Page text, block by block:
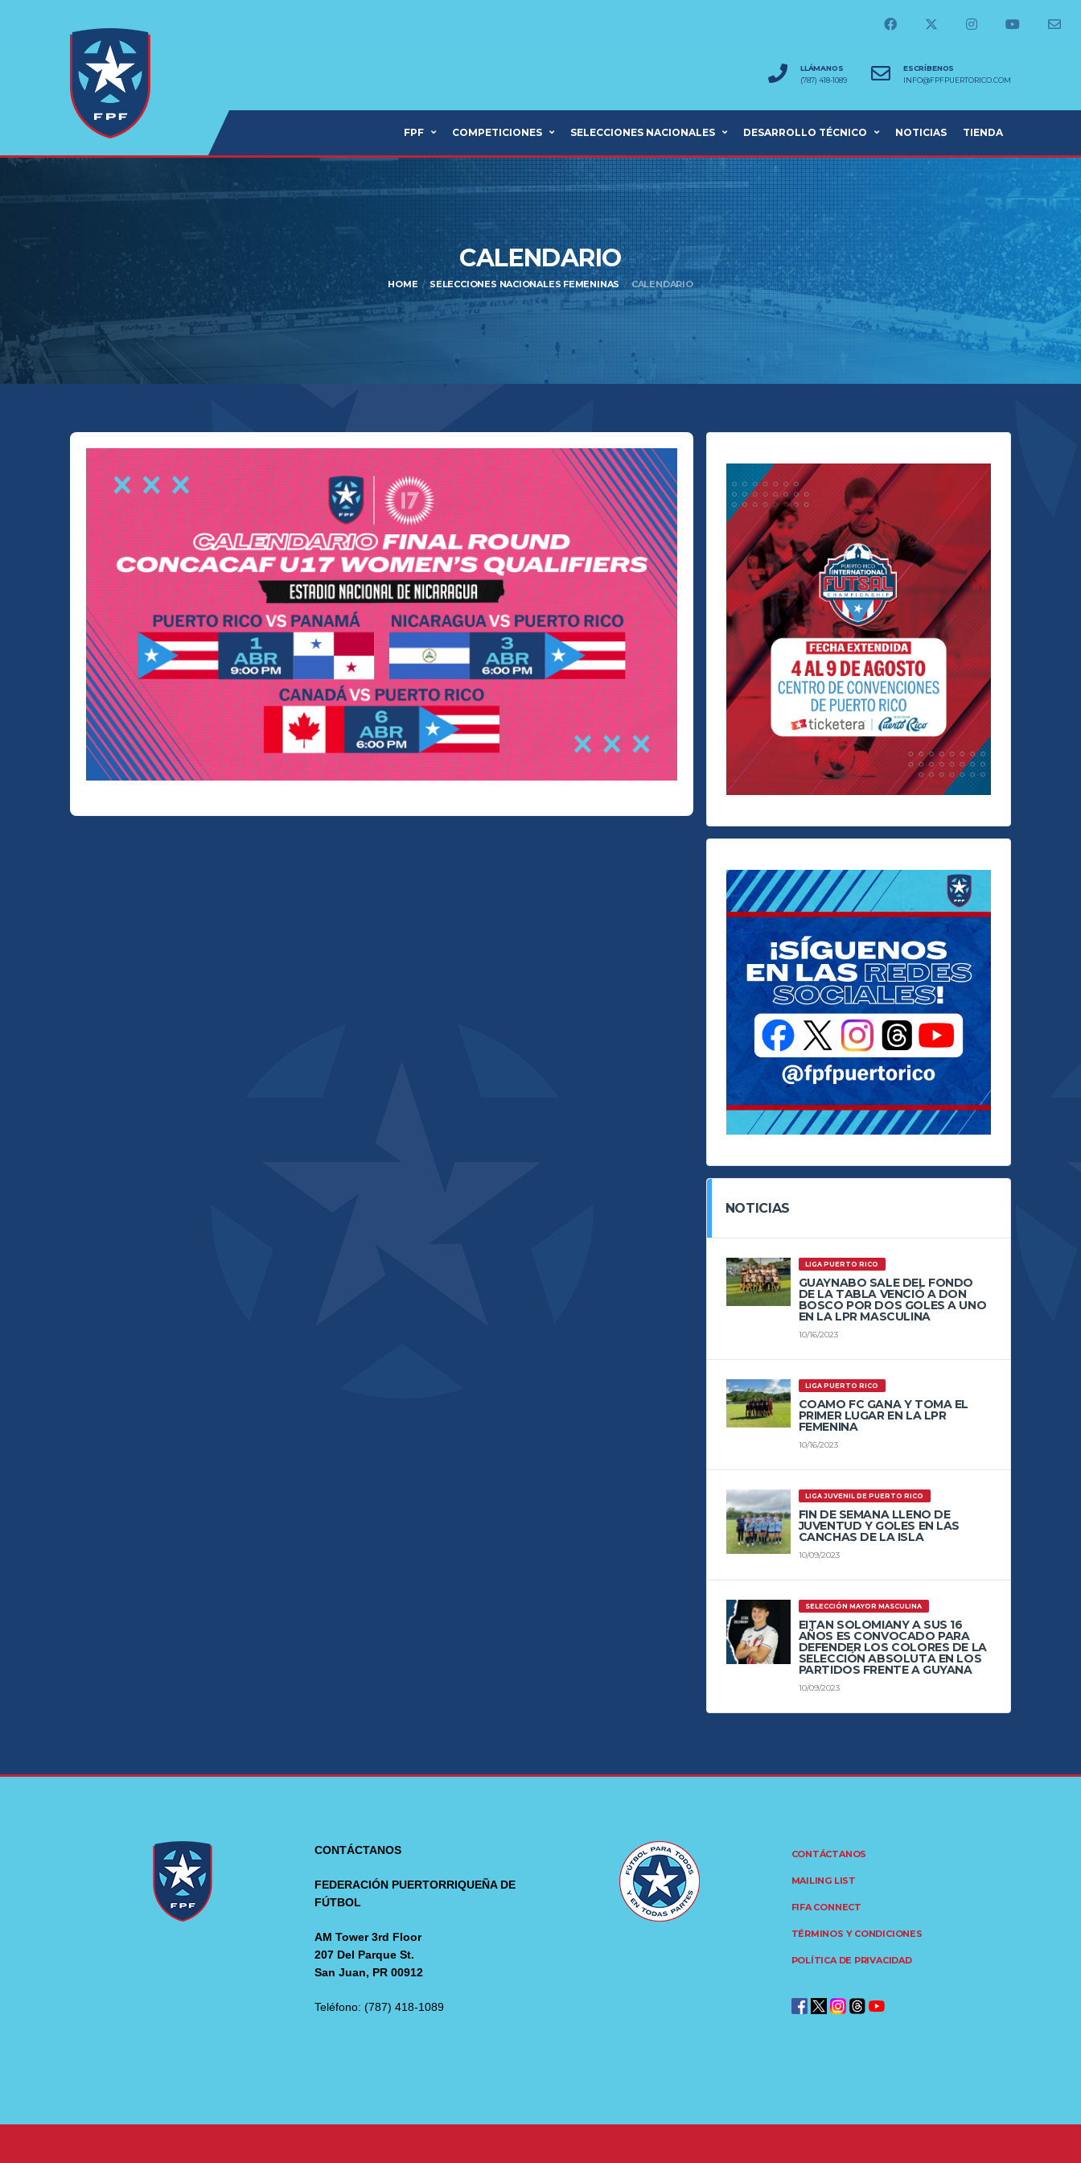
LLÁMANOS
(787) 418-1089
ESCRÍBENOS
INFO@FPFPUERTORICO.COM
FPF COMPETICIONES SELECCIONES NACIONALES DESARROLLO TÉCNICO NOTICIAS TIENDA
CALENDARIO
HOME SELECCIONES NACIONALES FEMENINAS CALENDARIO
NOTICIAS
LIGA PUERTO RICO
GUAYNABO SALE DEL FONDO
DE LA TABLA VENCIÓ A DON
BOSCO POR DOS GOLES A UNO
EN LA LPR MASCULINA
10/16/2023
LIGA PUERTO RICO
COAMO FC GANA Y TOMA EL
PRIMER LUGAR EN LA LPR
FEMENINA
10/16/2023
LIGA JUVENIL DE PUERTO RICO
FIN DE SEMANA LLENO DE
JUVENTUD Y GOLES EN LAS
CANCHAS DE LA ISLA
10/09/2023
SELECCIÓN MAYOR MASCULINA
EITAN SOLOMIANY A SUS 16
AÑOS ES CONVOCADO PARA
DEFENDER LOS COLORES DE LA
SELECCIÓN ABSOLUTA EN LOS
PARTIDOS FRENTE A GUYANA
10/09/2023
CONTÁCTANOS
FEDERACIÓN PUERTORRIQUEÑA DE
FÚTBOL
AM Tower 3rd Floor
207 Del Parque St.
San Juan, PR 00912
Teléfono: (787) 418-1089
CONTÁCTANOS
MAILING LIST
FIFA CONNECT
TÉRMINOS Y CONDICIONES
POLÍTICA DE PRIVACIDAD